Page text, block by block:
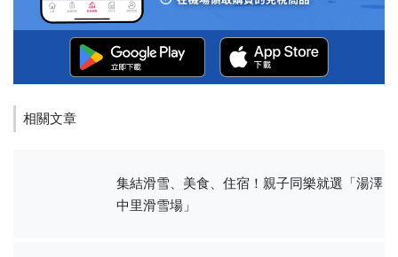
相關文章
集結滑雪、美食、住宿！親子同樂就選「湯澤
中里滑雪場」